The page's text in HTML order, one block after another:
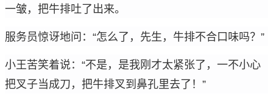
一皱，把牛排吐了出来。
服务员惊讶地问：“怎么了，先生，牛排不合口味吗？”
小王苦笑着说：“不是，是我刚才太紧张了，一不小心
把叉子当成刀，把牛排叉到鼻孔里去了！”